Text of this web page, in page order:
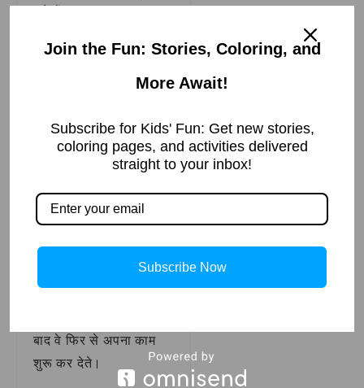
“नहीं,” अश्विनी जी ने शांति
“मैं लोगों को उनके
हूं। हर इंसान को स्वतंत्रता
का अधिकार है।”
सरकार नेअश्विनी कुमार दत्त
पर और भी दबाव डाला।
उनके कई स्कूल बंद कर दिए
गए और उन्हें कई बार जेल भी
बाद वे फिर से अपना काम
शुरू कर देते।
Join the Fun: Stories, Coloring, and
More Await!
Subscribe for Kids' Fun: Get new stories,
coloring pages, and activities delivered
straight to your inbox!
Subscribe Now